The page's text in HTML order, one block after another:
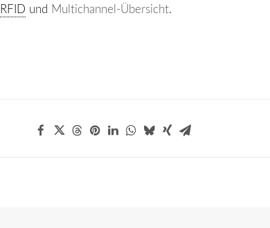
RFID und Multichannel-Übersicht.